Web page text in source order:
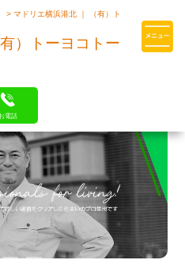
の厳しい基準を
>マドリエ横浜港北 ｜ （有）ト
）トーヨコトー
電話